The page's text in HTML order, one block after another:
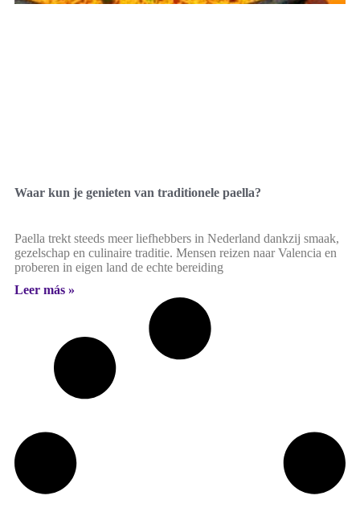
Waar kun je genieten van traditionele paella?
Paella trekt steeds meer liefhebbers in Nederland dankzij smaak,
gezelschap en culinaire traditie. Mensen reizen naar Valencia en
proberen in eigen land de echte bereiding
Leer más »